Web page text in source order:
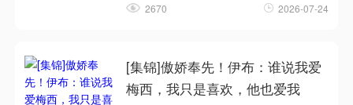
2670 2026-07-24
[集锦]傲娇奉先！伊布：谁说我爱
梅西，我只是喜欢，他也爱我